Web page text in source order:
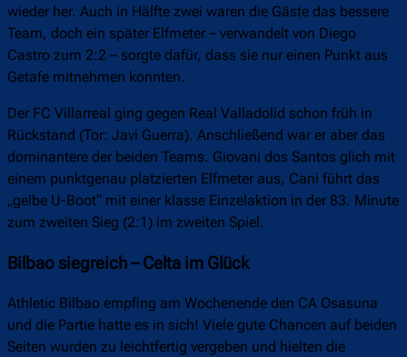
wieder her. Auch in Hälfte zwei waren die Gäste das bessere
Team, doch ein später Elfmeter – verwandelt von Diego
Castro zum 2:2 – sorgte dafür, dass sie nur einen Punkt aus
Getafe mitnehmen konnten.
Der FC Villarreal ging gegen Real Valladolid schon früh in
Rückstand (Tor: Javi Guerra). Anschließend war er aber das
dominantere der beiden Teams. Giovani dos Santos glich mit
einem punktgenau platzierten Elfmeter aus, Cani führt das
„gelbe U-Boot“ mit einer klasse Einzelaktion in der 83. Minute
zum zweiten Sieg (2:1) im zweiten Spiel.
Bilbao siegreich – Celta im Glück
Athletic Bilbao empfing am Wochenende den CA Osasuna
und die Partie hatte es in sich! Viele gute Chancen auf beiden
Seiten wurden zu leichtfertig vergeben und hielten die